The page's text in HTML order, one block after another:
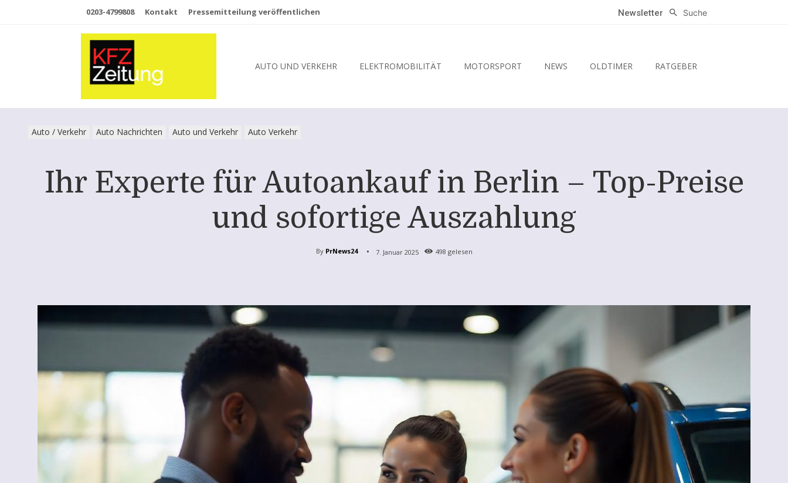
0203-4799808 Kontakt Pressemitteilung veröffentlichen Newsletter Suche
AUTO UND VERKEHR ELEKTROMOBILITÄT MOTORSPORT NEWS OLDTIMER RATGEBER
Auto / Verkehr Auto Nachrichten Auto und Verkehr Auto Verkehr
Ihr Experte für Autoankauf in Berlin – Top-Preise
und sofortige Auszahlung
By PrNews24 7. Januar 2025 498 gelesen